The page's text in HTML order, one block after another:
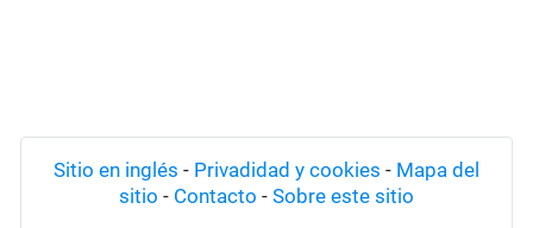
Sitio en inglés - Privadidad y cookies - Mapa del
sitio - Contacto - Sobre este sitio